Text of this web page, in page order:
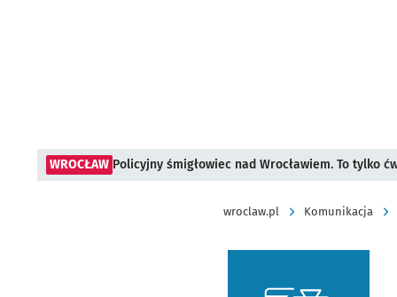
WROCŁAW Policyjny śmigłowiec nad Wrocławiem. To tylko
wroclaw.pl Komunikacja